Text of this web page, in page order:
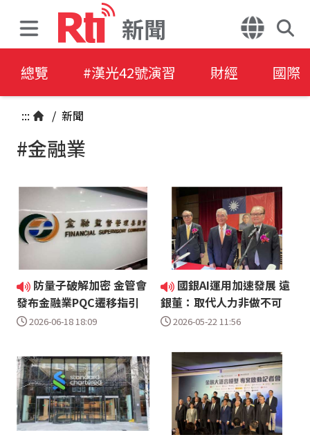
新聞
總覽 #漢光42號演習 財經 國際
::: / 新聞
#金融業
防量子破解加密 金管會
發布金融業PQC遷移指引
2026-06-18 18:09
國銀AI運用加速發展 遠
銀董：取代人力非做不可
2026-05-22 11:56